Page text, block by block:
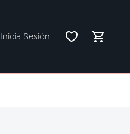
Inicia Sesión